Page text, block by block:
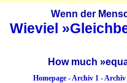
Wenn der
Wieviel
How much
Homepage-Archiv 1-Archiv